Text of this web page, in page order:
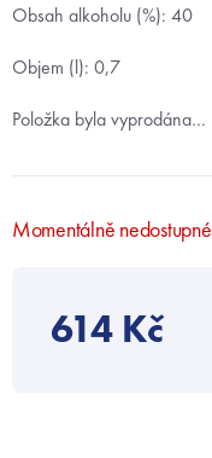
614 Kč
Obsah alkoholu (%): 40
Objem (l): 0,7
Položka byla vyprodána…
Momentálně nedostupné